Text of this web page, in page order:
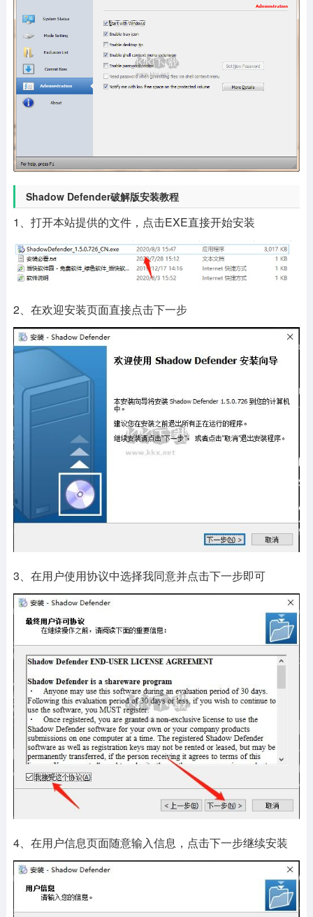
Shadow Defender破解版安装教程
1、打开本站提供的文件，点击EXE直接开始安装
2、在欢迎安装页面直接点击下一步
3、在用户使用协议中选择我同意并点击下一步即可
4、在用户信息页面随意输入信息，点击下一步继续安装